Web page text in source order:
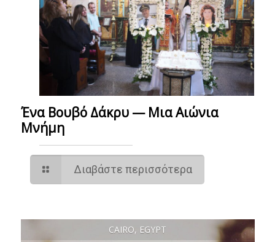
Ένα Βουβό Δάκρυ — Μια Αιώνια
Μνήμη
Διαβάστε περισσότερα
CAIRO, EGYPT